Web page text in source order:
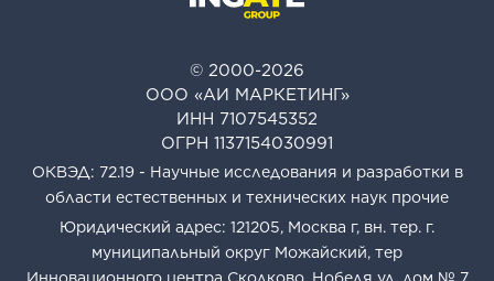
© 2000-2026
ООО «АИ МАРКЕТИНГ»
ИНН 7107545352
ОГРН 1137154030991
ОКВЭД: 72.19 - Научные исследования и разработки в
области естественных и технических наук прочие
Юридический адрес: 121205, Москва г, вн. тер. г.
муниципальный округ Можайский, тер